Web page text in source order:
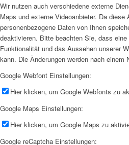
Wir nutzen auch verschiedene externe
Maps und externe Videoanbieter. Da diese
personenbezogene Daten von Ihnen
deaktivieren. Bitte beachten Sie, dass
Funktionalität und das Aussehen unserer
kann. Die Änderungen werden nach einem
Google Webfont Einstellungen:
Hier klicken, um Google Webfonts zu
Google Maps Einstellungen:
Hier klicken, um Google Maps zu
Google reCaptcha Einstellungen: